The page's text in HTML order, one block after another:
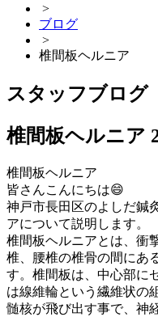
>
ブログ
>
椎間板ヘルニア
スタッフブログ
椎間板ヘルニア
椎間板ヘルニア
皆さんこんにちは😄
神戸市長田区のよしだ鍼
アについて説明します。
椎間板ヘルニアとは、衝
椎、腰椎の椎骨の間にあ
す。椎間板は、中心部に
は線維輪という繊維状の
髄核が飛び出す事で、神